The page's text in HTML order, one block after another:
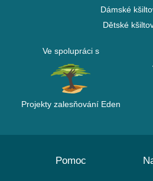
Dámské
Dětské
Ve spolupráci s
Projekty zalesňování Eden
Pomoc